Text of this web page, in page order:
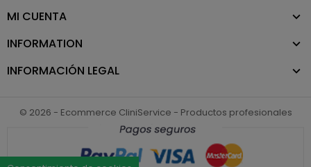
MI CUENTA
INFORMATION
INFORMACIÓN LEGAL
© 2026 - Ecommerce CliniService - Productos profesionales